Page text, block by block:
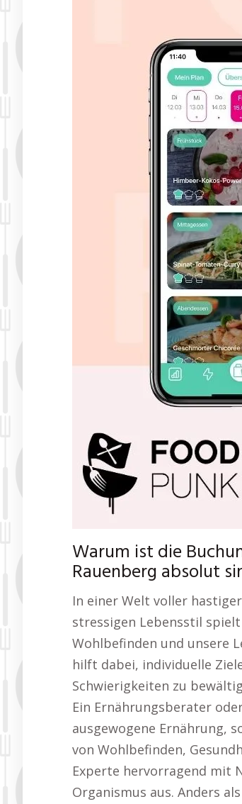
Warum ist die
Rauenberg absolut
In einer Welt voller
stressigen Lebensstil
Wohlbefinden und unsere
hilft dabei, individuelle
Schwierigkeiten zu
Ein Ernährungsberater
ausgewogene Ernährung,
von Wohlbefinden,
Experte hervorragend mit
Organismus aus. Anders